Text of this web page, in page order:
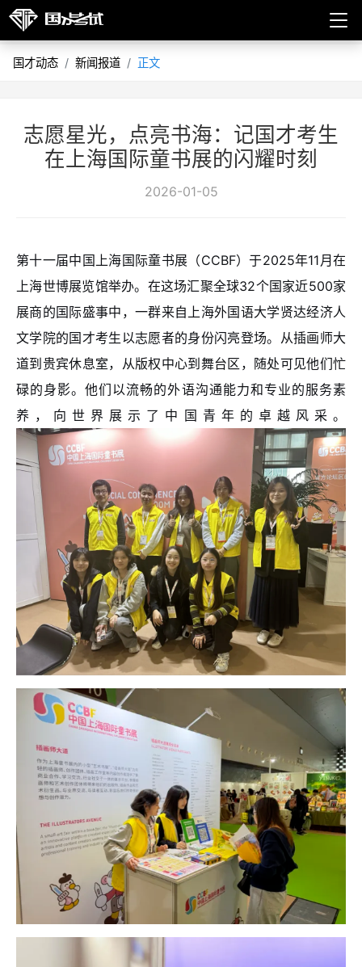
国才动态 新闻报道 正文
志愿星光，点亮书海：记国才考生
在上海国际童书展的闪耀时刻
2026-01-05
第十一届中国上海国际童书展（CCBF）于2025年11月在
上海世博展览馆举办。在这场汇聚全球32个国家近500家
展商的国际盛事中，一群来自上海外国语大学贤达经济人
文学院的国才考生以志愿者的身份闪亮登场。从插画师大
道到贵宾休息室，从版权中心到舞台区，随处可见他们忙
碌的身影。他们以流畅的外语沟通能力和专业的服务素
养，向世界展示了中国青年的卓越风采。